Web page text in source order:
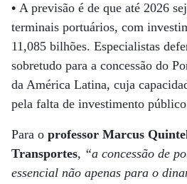
• A previsão é de que até 2026
terminais portuários, com
11,085 bilhões. Especialistas
sobretudo para a concessão do
da América Latina, cuja
pela falta de investimento
Para o professor Marcus
Transportes, “a concessão de
essencial não apenas para o